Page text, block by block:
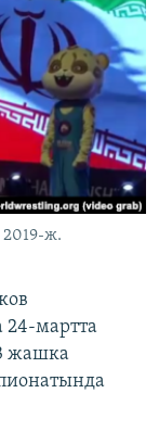
2019-ж.
мартта
жашка